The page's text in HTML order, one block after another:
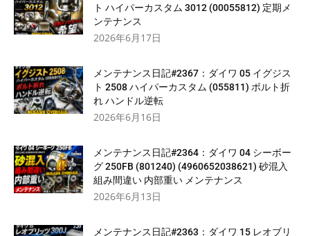
ト ハイパーカスタム 3012 (00055812) 定期メ
ンテナンス
2026年6月17日
メンテナンス日記#2367：ダイワ 05 イグジス
ト 2508 ハイパーカスタム (055811) ボルト折
れ ハンドル逆転
2026年6月16日
メンテナンス日記#2364：ダイワ 04 シーボー
グ 250FB (801240) (4960652038621) 砂混入
組み間違い 内部重い メンテナンス
2026年6月13日
メンテナンス日記#2363：ダイワ 15 レオブリ